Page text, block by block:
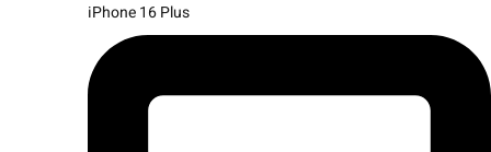
iPhone 16 Plus